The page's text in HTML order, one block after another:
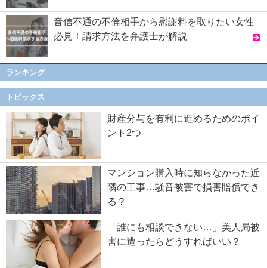
音信不通の不倫相手から慰謝料を取りたい女性
必見！請求方法を弁護士が解説
ランキング
トピックス
財産分与を有利に進めるためのポイ
ント2つ
マンション購入時に知らなかった近
隣の工事…騒音被害で損害賠償でき
る？
「誰にも相談できない…」美人局被
害に遭ったらどうすればいい？